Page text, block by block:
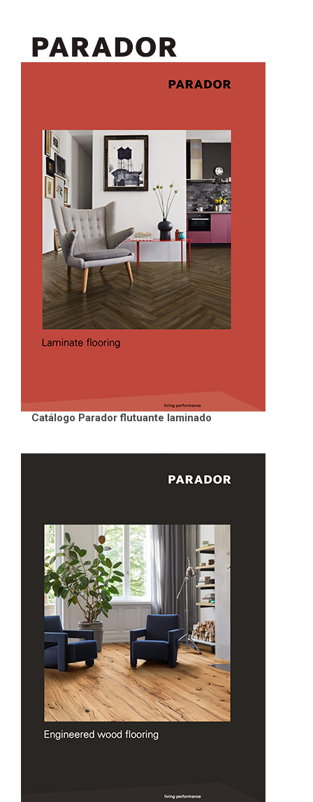
Catálogo Parador flutuante laminado